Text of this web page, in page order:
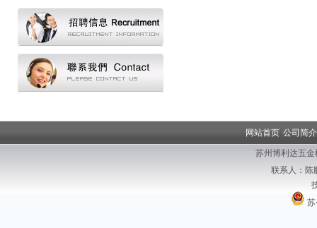
网站首页 公司简介
苏州博利达五
联系人：
苏